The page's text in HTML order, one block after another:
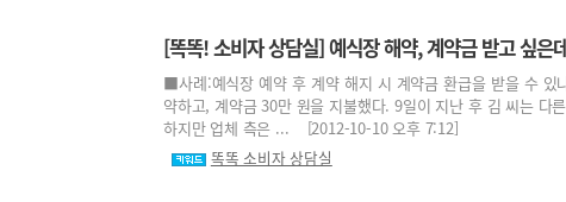
[똑똑! 소비자 상담실] 예식장 해약, 계약금 받고 싶은
■사례:예식장 예약 후 계약 해지 시 계약금 환급을 받을 수 있
약하고, 계약금 30만 원을 지불했다. 9일이 지난 후 김 씨는 다
하지만 업체 측은 ... [2012-10-10 오후 7:12]
똑똑 소비자 상담실